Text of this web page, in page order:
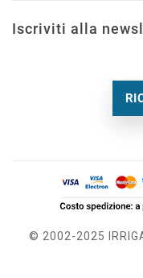
Iscriviti alla
© 2002-2025